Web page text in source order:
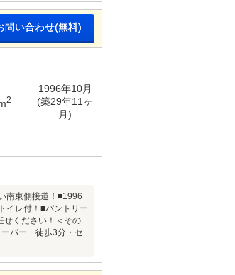
問い合わせ(無料)
2
1996年10月
(築29年11ヶ
月)
南東側接道！■1996
イレ付！■パントリー
せください！＜その
パー…徒歩3分・セ